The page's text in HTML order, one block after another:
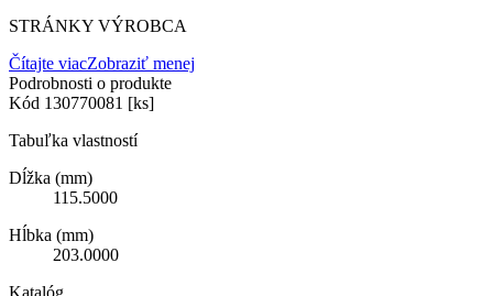
STRÁNKY VÝROBCA
Čítajte viacZobraziť menej
Podrobnosti o produkte
Kód 130770081 [ks]
Tabuľka vlastností
Dĺžka (mm)
115.5000
Hĺbka (mm)
203.0000